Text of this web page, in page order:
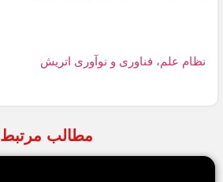
نظام علم، فناوری و نوآوری اتریش
مطالب مرتبط